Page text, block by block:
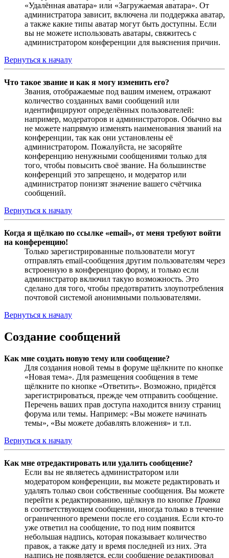
«Удалённая аватара» или «Загружаемая аватара». От
администратора зависит, включена ли поддержка аватар,
а также какие типы аватар могут быть доступны. Если
вы не можете использовать аватары, свяжитесь с
администратором конференции для выяснения причин.
Вернуться к началу
Что такое звание и как я могу изменить его?
Звания, отображаемые под вашим именем, отражают
количество созданных вами сообщений или
идентифицируют определённых пользователей:
например, модераторов и администраторов. Обычно вы
не можете напрямую изменять наименования званий на
конференции, так как они установлены её
администратором. Пожалуйста, не засоряйте
конференцию ненужными сообщениями только для
того, чтобы повысить своё звание. На большинстве
конференций это запрещено, и модератор или
администратор понизят значение вашего счётчика
сообщений.
Вернуться к началу
Когда я щёлкаю по ссылке «email», от меня требуют войти
на конференцию!
Только зарегистрированные пользователи могут
отправлять email-сообщения другим пользователям через
встроенную в конференцию форму, и только если
администратор включил такую возможность. Это
сделано для того, чтобы предотвратить злоупотребления
почтовой системой анонимными пользователями.
Вернуться к началу
Создание сообщений
Как мне создать новую тему или сообщение?
Для создания новой темы в форуме щёлкните по кнопке
«Новая тема». Для размещения сообщения в теме
щёлкните по кнопке «Ответить». Возможно, придётся
зарегистрироваться, прежде чем отправить сообщение.
Перечень ваших прав доступа находится внизу страниц
форума или темы. Например: «Вы можете начинать
темы», «Вы можете добавлять вложения» и т.п.
Вернуться к началу
Как мне отредактировать или удалить сообщение?
Если вы не являетесь администратором или
модератором конференции, вы можете редактировать и
удалять только свои собственные сообщения. Вы можете
перейти к редактированию, щёлкнув по кнопке Правка
в соответствующем сообщении, иногда только в течение
ограниченного времени после его создания. Если кто-то
уже ответил на сообщение, то под ним появится
небольшая надпись, которая показывает количество
правок, а также дату и время последней из них. Эта
надпись не появляется, если сообщение редактировал